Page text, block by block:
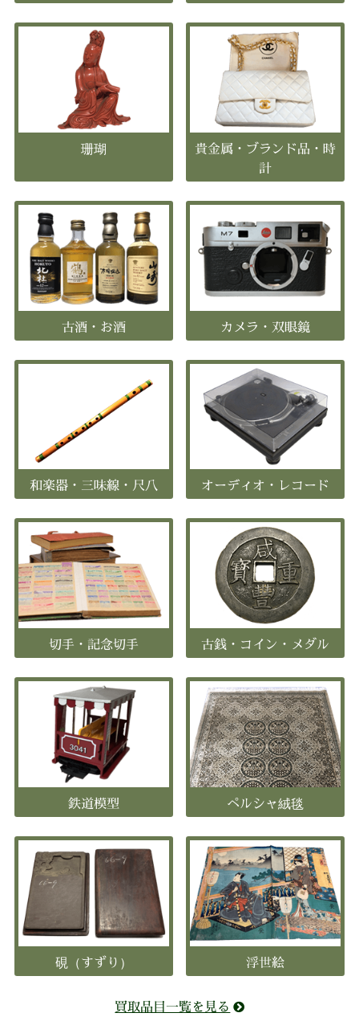
珊瑚
貴金属・ブランド品・時
計
古酒・お酒 カメラ・双眼鏡
和楽器・三味線・尺八 オーディオ・レコード
切手・記念切手 古銭・コイン・メダル
鉄道模型 ペルシャ絨毯
硯（すずり） 浮世絵
買取品目一覧を見る